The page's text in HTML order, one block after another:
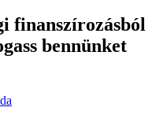
finanszírozásból
bennünket